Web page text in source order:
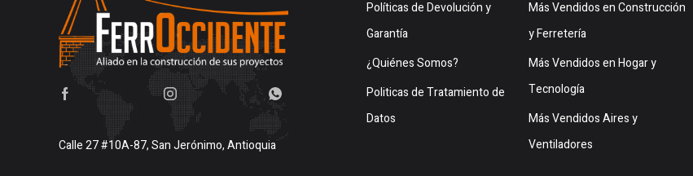
Calle 27 #10A-87, San Jerónimo, Antioquia
Políticas de Devolución y
Garantía
¿Quiénes Somos?
Politicas de Tratamiento de
Datos
Más Vendidos en Construcción
y Ferretería
Más Vendidos en Hogar y
Tecnología
Más Vendidos Aires y
Ventiladores